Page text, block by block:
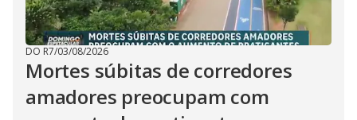
DO R7/03/08/2026
Mortes súbitas de corredores
amadores preocupam com